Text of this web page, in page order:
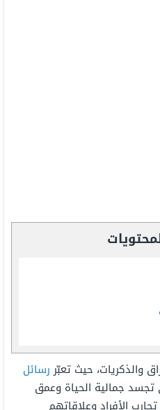
والذكريات، حيث تعبّررسائل
تجسد جمالية الحياة وعمق
الأفراد وعلاقاتهم